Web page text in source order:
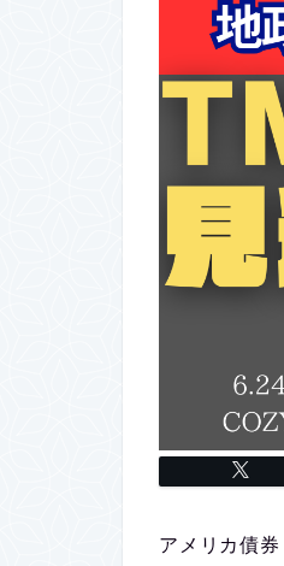
アメリカ債